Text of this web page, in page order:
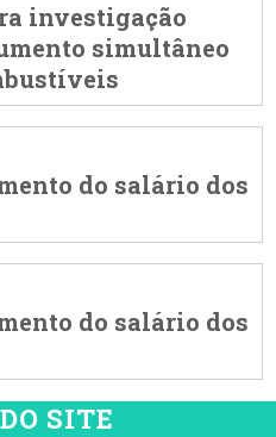
investigação
simultâneo
do salário dos
do salário dos
SITE